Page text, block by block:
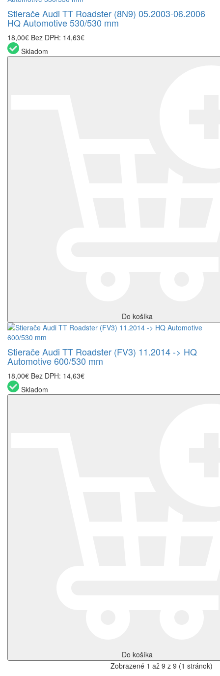
Stierače Audi TT Roadster (8N9) 05.2003-06.2006
HQ Automotive 530/530 mm
18,00€ Bez DPH: 14,63€
Skladom
Do košíka
Stierače Audi TT Roadster (FV3) 11.2014 -> HQ
Automotive 600/530 mm
18,00€ Bez DPH: 14,63€
Skladom
Do košíka
Zobrazené 1 až 9 z 9 (1 stránok)